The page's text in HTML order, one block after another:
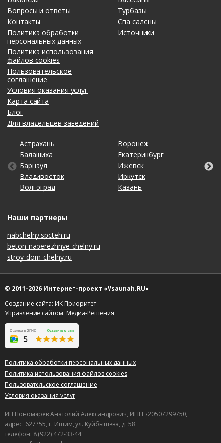
возможности для восстановления жизненной
энергии, укрепления здоровья и просто
отличного времяпровождения в кругу близких
людей. ВХОД С ОБРАТНОЙ СТОРОНЫ ЗДАНИЯ.
Вопросы и ответы
Контакты
Политика обработки
персональных данных
Политика использования
файлов cookies
Пользовательское
соглашение
Условия оказания услуг
Карта сайта
Блог
Для владельцев заведений
Турбазы
Спа салоны
Источники
Астрахань
Балашиха
Барнаул
Владивосток
Волгоград
Воронеж
Екатеринбург
Ижевск
Иркутск
Казань
Калининград
Кемерово
Киров
Краснодар
Красноярск
Липецк
Махачкала
Москва
Нижний Новгород
Новосибирск
Омск
Оренбург
Пенза
Пермь
Ростов-на-Дону
Рязань
Самара
Санкт-Петербург
Саратов
Ставрополь
Тольятти
Томск
Тула
Тюмень
Ульяновск
Уфа
Хабаровск
Чебоксары
Челябинск
Ярославль
Наши партнеры
nabchelny.spcteh.ru
beton-naberezhnye-chelny.ru
stroy-dom-chelny.ru
© 2011-2026 Интернет-проект «Vsaunah.RU»
Создание сайта: ИК Приоритет
Управление сайтом: Медиа-Решения
Политика обработки персональных данных
Политика использования файлов cookies
Пользовательское соглашение
Условия оказания услуг
ИП Пономарев Анатолий Александрович, ИНН 720507299750,
адрес: 627755, г. Ишим, ул. Куйбышева, д. 58
телефон: 8 (922) 472-33-44